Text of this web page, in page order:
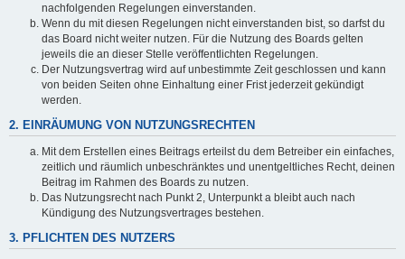
nachfolgenden Regelungen einverstanden.
Wenn du mit diesen Regelungen nicht einverstanden bist, so darfst du
das Board nicht weiter nutzen. Für die Nutzung des Boards gelten
jeweils die an dieser Stelle veröffentlichten Regelungen.
Der Nutzungsvertrag wird auf unbestimmte Zeit geschlossen und kann
von beiden Seiten ohne Einhaltung einer Frist jederzeit gekündigt
werden.
2. EINRÄUMUNG VON NUTZUNGSRECHTEN
Mit dem Erstellen eines Beitrags erteilst du dem Betreiber ein einfaches,
zeitlich und räumlich unbeschränktes und unentgeltliches Recht, deinen
Beitrag im Rahmen des Boards zu nutzen.
Das Nutzungsrecht nach Punkt 2, Unterpunkt a bleibt auch nach
Kündigung des Nutzungsvertrages bestehen.
3. PFLICHTEN DES NUTZERS